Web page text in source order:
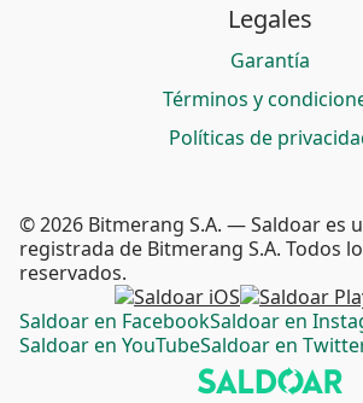
Legales
Garantía
Términos y
Políticas de
Saldoar en FacebookSaldoar en
Saldoar en YouTubeSaldoar en
© 2026 Bitmerang S.A. — Saldoar es
registrada de Bitmerang S.A. Todos
reservados.